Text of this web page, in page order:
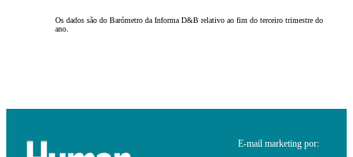
Os dados são do Barómetro da Informa D&B relativo ao fim do terceiro trimestre do
ano.
E-mail marketing por: